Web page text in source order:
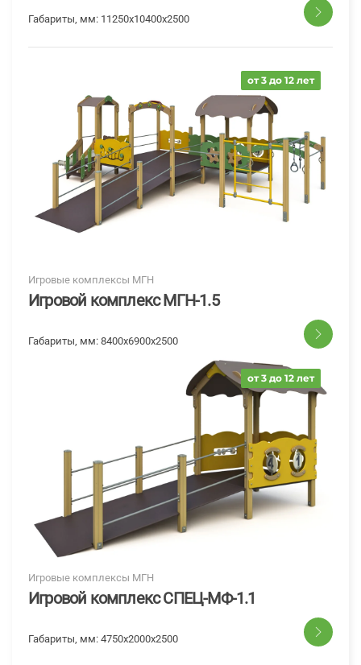
Габариты, мм: 11250x10400x2500
от 3 до 12 лет
Игровые комплексы МГН
Игровой комплекс МГН-1.5
Габариты, мм: 8400х6900х2500
от 3 до 12 лет
Игровые комплексы МГН
Игровой комплекс СПЕЦ-МФ-1.1
Габариты, мм: 4750x2000x2500